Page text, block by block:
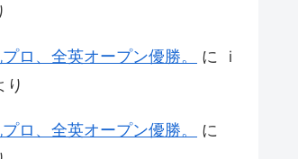
ロ、全英オープン優勝。 に
ｉ
り
ロ、全英オープン優勝。
に